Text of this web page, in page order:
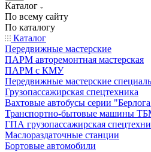
Каталог
По всему сайту
По каталогу
Каталог
Передвижные мастерские
ПАРМ авторемонтная мастерская
ПАРМ с КМУ
Передвижные мастерские
Грузопассажирская спецтехника
Вахтовые автобусы серии
Транспортно-бытовые машины
ГПА грузопассажирская
Маслораздаточные станции
Бортовые автомобили